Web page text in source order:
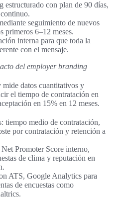
estructurado con plan de 90 días,
seguimiento de nuevos
primeros 6–12 meses.
interna para que toda la
con el mensaje.
del employer branding
datos cuantitativos y
el tiempo de contratación en
en 15% en 12 meses.
tiempo medio de contratación,
por contratación y retención a
Promoter Score interno,
de clima y reputación en
ATS, Google Analytics para
de encuestas como